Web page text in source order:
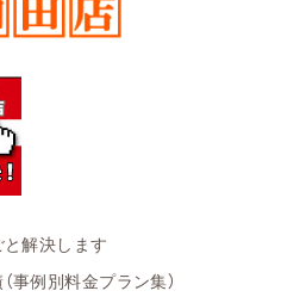
解決します
事例別料金プラン集）